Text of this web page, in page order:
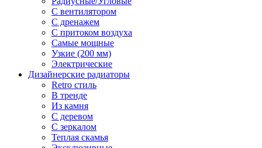
С вентилятором
С дренажем
С притоком воздуха
Самые мощные
Узкие (200 мм)
Электрические
Дизайнерские радиаторы
Retro стиль
В тренде
Из камня
С деревом
С зеркалом
Теплая скамья